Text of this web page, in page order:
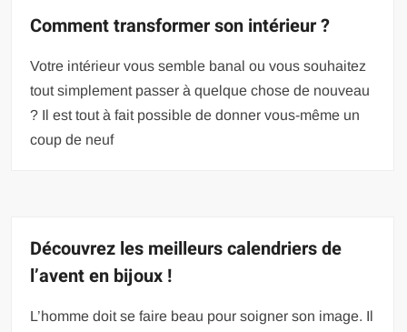
Comment transformer son intérieur ?
Votre intérieur vous semble banal ou vous souhaitez
tout simplement passer à quelque chose de nouveau
? Il est tout à fait possible de donner vous-même un
coup de neuf
Découvrez les meilleurs calendriers de
l’avent en bijoux !
L’homme doit se faire beau pour soigner son image. Il